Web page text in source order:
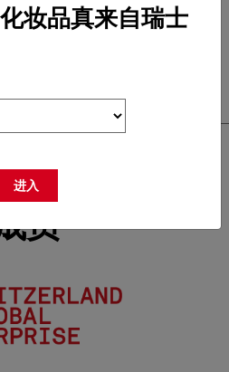
是下列组织的
员
妆品真来自瑞士
进入